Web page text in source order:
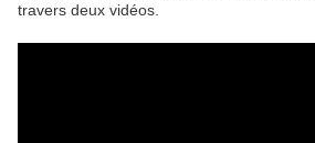
travers deux vidéos.